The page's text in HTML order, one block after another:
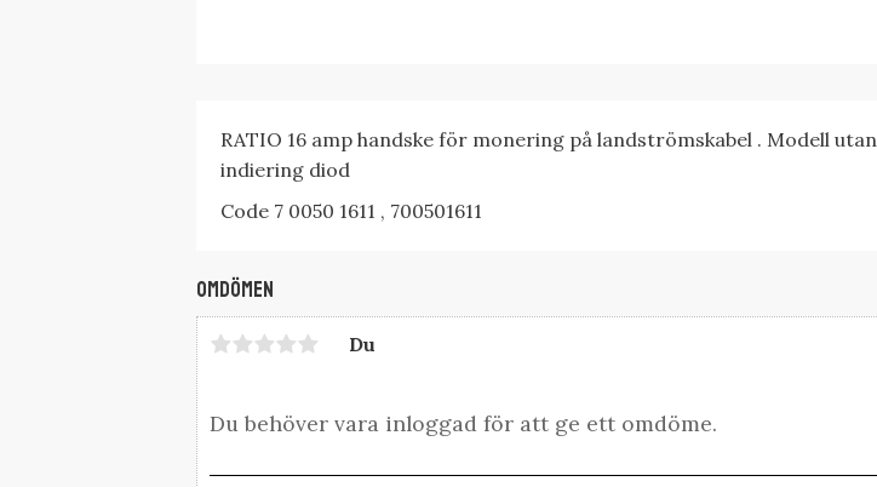
RATIO 16 amp handske för monering på landströmskabel . Modell utan
indiering diod
Code 7 0050 1611 , 700501611
Omdömen
Du